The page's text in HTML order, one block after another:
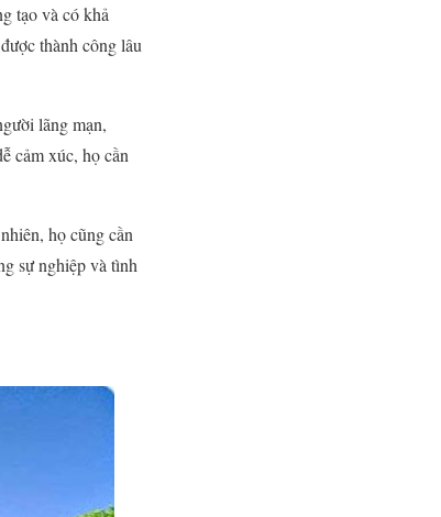
tạo và có khả
thành công lâu
lãng mạn,
cảm xúc, họ cần
họ cũng cần
sự nghiệp và tình